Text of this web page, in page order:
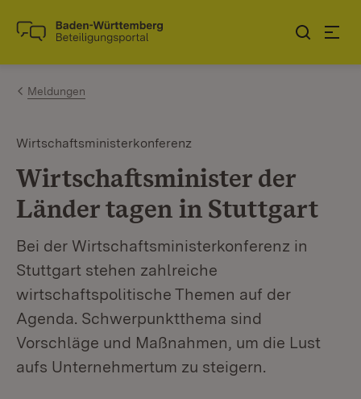
Zum Inhalt springen
Link zur Startseite
Meldungen
Wirtschaftsministerkonferenz
Wirtschaftsminister der
Länder tagen in Stuttgart
Bei der Wirtschaftsministerkonferenz in
Stuttgart stehen zahlreiche
wirtschaftspolitische Themen auf der
Agenda. Schwerpunktthema sind
Vorschläge und Maßnahmen, um die Lust
aufs Unternehmertum zu steigern.